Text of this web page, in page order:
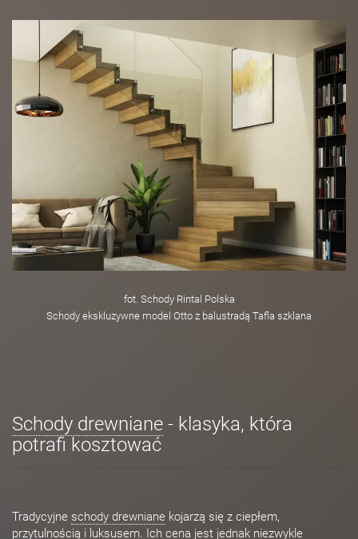
fot. Schody Rintal Polska
Schody ekskluzywne model Otto z balustradą Tafla szklana
Schody drewniane - klasyka, która
potrafi kosztować
Tradycyjne schody drewniane kojarzą się z ciepłem,
przytulnością i luksusem. Ich cena jest jednak niezwykle